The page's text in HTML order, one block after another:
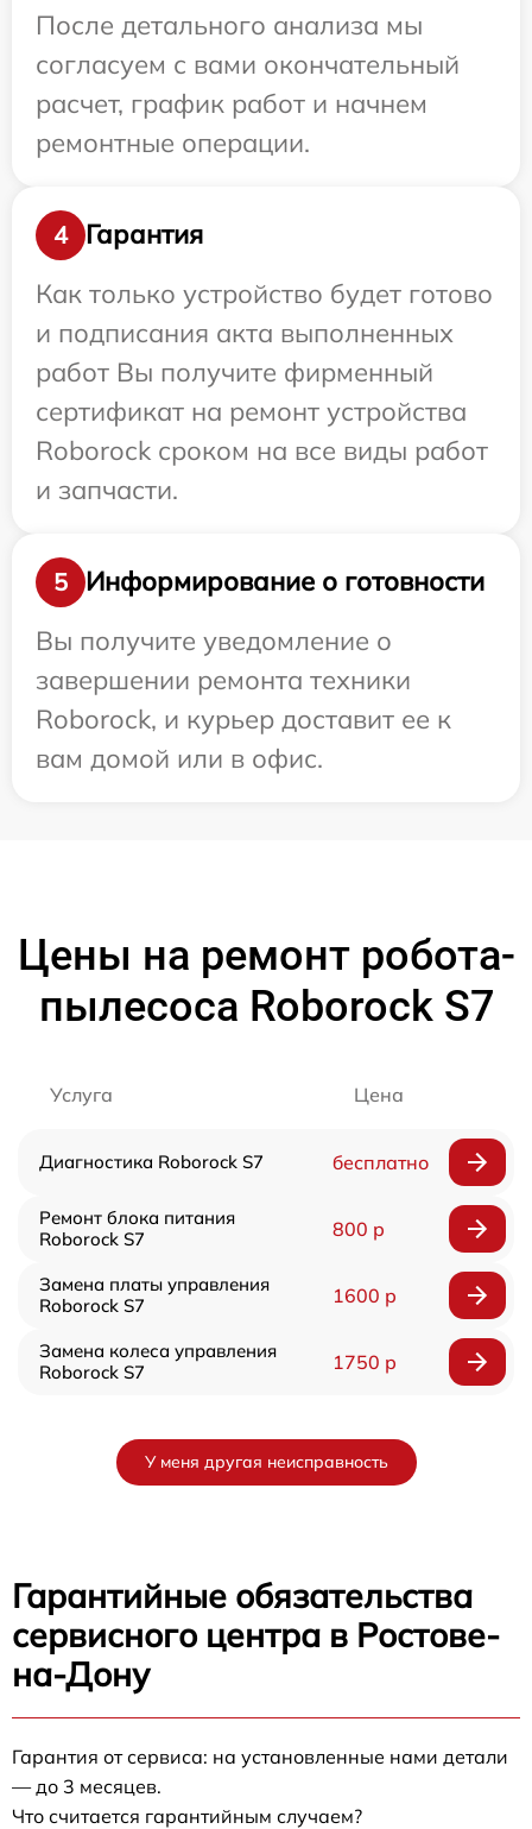
После детального анализа мы
согласуем с вами окончательный
расчет, график работ и начнем
ремонтные операции.
4
Гарантия
Как только устройство будет готово
и подписания акта выполненных
работ Вы получите фирменный
сертификат на ремонт устройства
Roborock сроком на все виды работ
и запчасти.
5
Информирование о готовности
Вы получите уведомление о
завершении ремонта техники
Roborock, и курьер доставит ее к
вам домой или в офис.
Цены на ремонт робота-
пылесоса Roborock S7
Услуга Цена
Диагностика Roborock S7 бесплатно
Ремонт блока питания
Roborock S7
800 р
Замена платы управления
Roborock S7
1600 р
Замена колеса управления
Roborock S7
1750 р
У меня другая неисправность
Гарантийные обязательства
сервисного центра в Ростове-
на-Дону
Гарантия от сервиса: на установленные нами детали
— до 3 месяцев.
Что считается гарантийным случаем?